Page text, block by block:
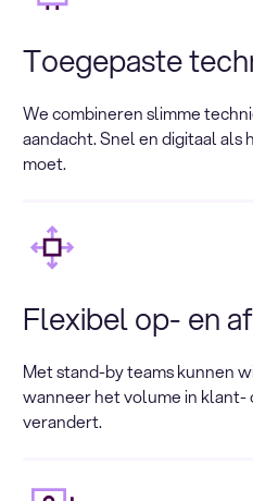
Toegepaste
We combineren slimme
aandacht. Snel en digitaal als
moet.
Flexibel op- en
Met stand-by teams kunnen
wanneer het volume in
verandert.